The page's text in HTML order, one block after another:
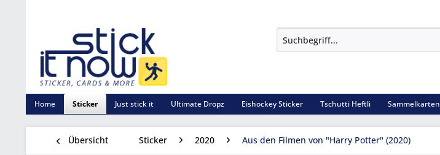
Home Sticker Just stick it Ultimate Dropz Eishockey Sticker Tschutti Heftli Sammelkarten
Übersicht Sticker 2020 Aus den Filmen von "Harry Potter" (2020)